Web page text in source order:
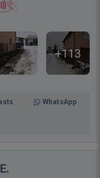
+113
WhatsApp